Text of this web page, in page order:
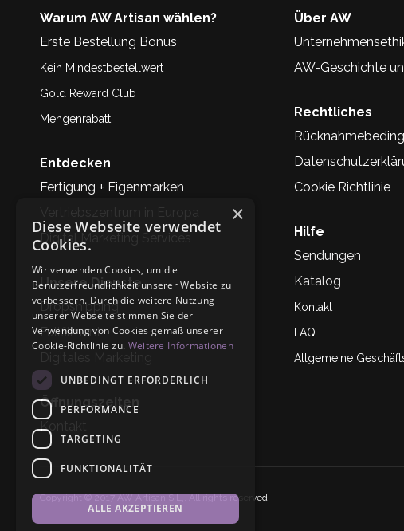
Warum AW Artisan wählen?
Erste Bestellung Bonus
Kein Mindestbestellwert
Gold Reward Club
Mengenrabatt
Entdecken
Fertigung + Eigenmarken
Vertriebszentrum in Europa
Digital Marketing Services
Unsere Dienste
Dropshipping
Fullfilment
Digitales Marketing
Öffnungszeiten
Kontakt
Über AW
AW-Geschichte
Rechtliches
Cookie Richtlinie
Hilfe
Sendungen
Katalog
Kontakt
FAQ
Allgemeine
Copyright © 2017 AW Artisan S.L,. All rights reserved.
×
Diese Webseite verwendet
Cookies.
Wir verwenden Cookies, um die
Benutzerfreundlichkeit unserer Website zu
verbessern. Durch die weitere Nutzung
unserer Webseite stimmen Sie der
Verwendung von Cookies gemäß unserer
Cookie-Richtlinie zu. Weitere Informationen
UNBEDINGT ERFORDERLICH
PERFORMANCE
TARGETING
FUNKTIONALITÄT
ALLE AKZEPTIEREN